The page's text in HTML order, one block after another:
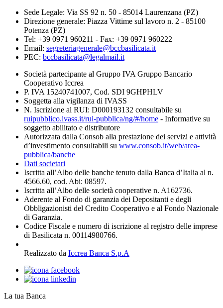
Sede Legale: Via SS 92 n. 50 - 85014 Laurenzana (PZ)
Direzione generale: Piazza Vittime sul lavoro n. 2 - 85100
Potenza (PZ)
Tel: +39 0971 960211 - Fax: +39 0971 960222
Email: segreteriagenerale@bccbasilicata.it
PEC: bccbasilicata@legalmail.it
Società partecipante al Gruppo IVA Gruppo Bancario
Cooperativo Iccrea
P. IVA 15240741007, Cod. SDI 9GHPHLV
Soggetta alla vigilanza di IVASS
N. Iscrizione al RUI: D000193132 consultabile su
ruipubblico.ivass.it/rui-pubblica/ng/#/home - Informative su
soggetto abilitato e distributore
Autorizzata dalla Consob alla prestazione dei servizi e attività
d’investimento consultabili su www.consob.it/web/area-
pubblica/banche
Dati societari
Iscritta all’Albo delle banche tenuto dalla Banca d’Italia al n.
4566.60, cod. Abi: 08597.
Iscritta all’Albo delle società cooperative n. A162736.
Aderente al Fondo di garanzia dei Depositanti e degli
Obbligazionisti del Credito Cooperativo e al Fondo Nazionale
di Garanzia.
Codice Fiscale e numero di iscrizione al registro delle imprese
di Basilicata n. 00114980766.
Realizzato da Iccrea Banca S.p.A
La tua Banca